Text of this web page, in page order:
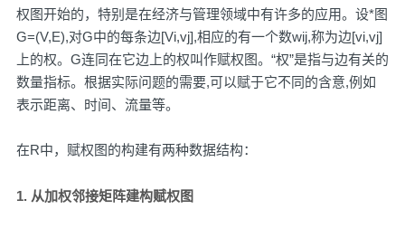
权图开始的，特别是在经济与管理领域中有许多的应用。设*图
G=(V,E),对G中的每条边[Vi,vj],相应的有一个数wij,称为边[vi,vj]
上的权。G连同在它边上的权叫作赋权图。“权”是指与边有关的
数量指标。根据实际问题的需要,可以赋于它不同的含意,例如
表示距离、时间、流量等。
在R中，赋权图的构建有两种数据结构：
1. 从加权邻接矩阵建构赋权图